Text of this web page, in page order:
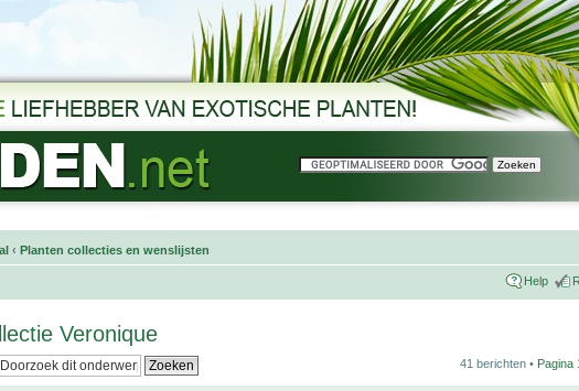
‹ Planten collecties en wenslijsten
Help
Veronique
41 berichten • Pagina